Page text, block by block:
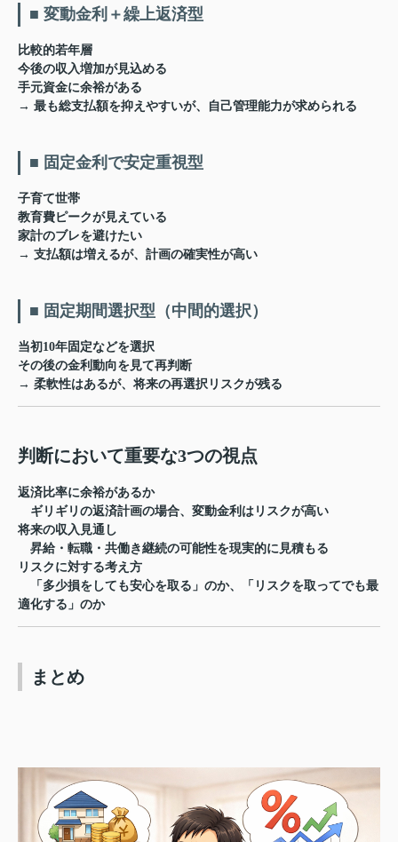
■ 変動金利＋繰上返済型
比較的若年層
今後の収入増加が見込める
手元資金に余裕がある
→ 最も総支払額を抑えやすいが、自己管理能力が求められる
■ 固定金利で安定重視型
子育て世帯
教育費ピークが見えている
家計のブレを避けたい
→ 支払額は増えるが、計画の確実性が高い
■ 固定期間選択型（中間的選択）
当初10年固定などを選択
その後の金利動向を見て再判断
→ 柔軟性はあるが、将来の再選択リスクが残る
判断において重要な3つの視点
返済比率に余裕があるか
ギリギリの返済計画の場合、変動金利はリスクが高い
将来の収入見通し
昇給・転職・共働き継続の可能性を現実的に見積もる
リスクに対する考え方
「多少損をしても安心を取る」のか、「リスクを取ってでも最
適化する」のか
まとめ